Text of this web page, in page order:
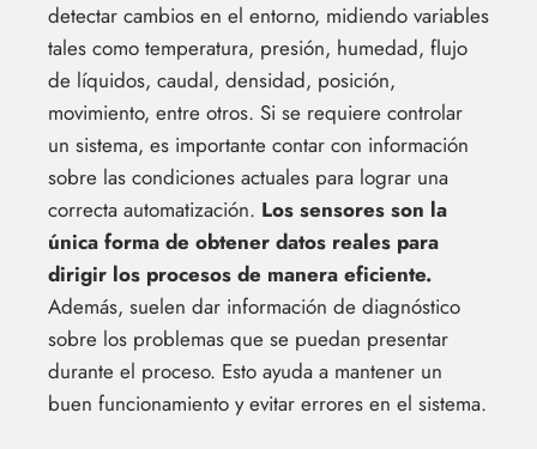
detectar cambios en el entorno, midiendo variables
tales como temperatura, presión, humedad, flujo
de líquidos, caudal, densidad, posición,
movimiento, entre otros. Si se requiere controlar
un sistema, es importante contar con información
sobre las condiciones actuales para lograr una
correcta automatización. Los sensores son la
única forma de obtener datos reales para
dirigir los procesos de manera eficiente.
Además, suelen dar información de diagnóstico
sobre los problemas que se puedan presentar
durante el proceso. Esto ayuda a mantener un
buen funcionamiento y evitar errores en el sistema.